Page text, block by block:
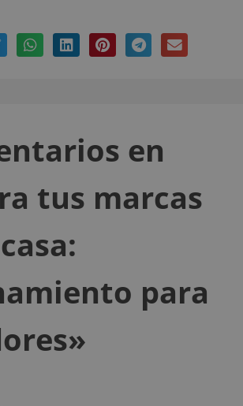
en
tus marcas
para